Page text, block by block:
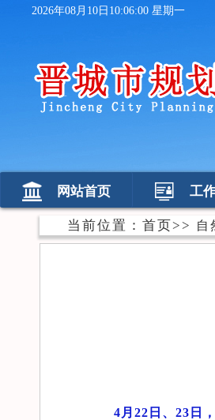
2026年08月10日10:06:01 星期一
网站首页 工
当前位置： 首页>> 自
4月22日、23日